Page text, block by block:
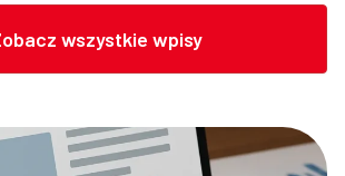
wszystkie wpisy